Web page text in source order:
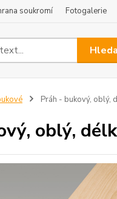
soukromí Fotogalerie
Práh - bukový, oblý,
oblý,